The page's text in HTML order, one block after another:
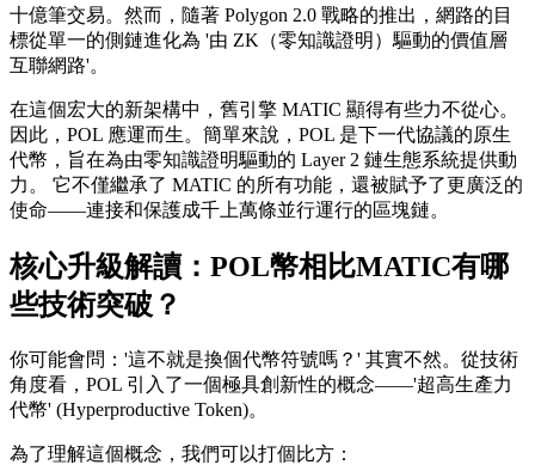
十億筆交易。然而，隨著 Polygon 2.0 戰略的推出，網路的目
標從單一的側鏈進化為 '由 ZK（零知識證明）驅動的價值層
互聯網路'。
在這個宏大的新架構中，舊引擎 MATIC 顯得有些力不從心。
因此，POL 應運而生。簡單來說， POL 是下一代協議的原生
代幣，旨在為由零知識證明驅動的 Layer 2 鏈生態系統提供動
力。
它不僅繼承了 MATIC 的所有功能，還被賦予了更廣泛的
使命——連接和保護成千上萬條並行運行的區塊鏈。
核心升級解讀：POL幣相比MATIC有哪
些技術突破？
你可能會問：'這不就是換個代幣符號嗎？' 其實不然。從技術
角度看，POL 引入了一個極具創新性的概念——'超高生產力
代幣' (Hyperproductive Token)。
為了理解這個概念，我們可以打個比方：